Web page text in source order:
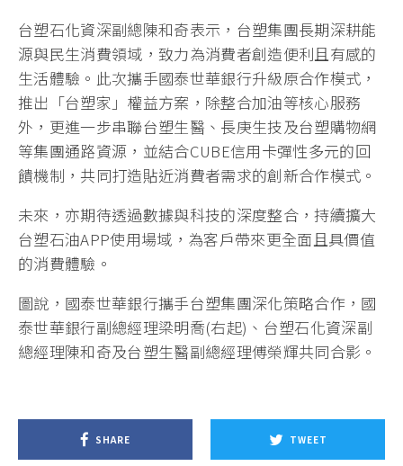
台塑石化資深副總陳和奇表示，台塑集團長期深耕能
源與民生消費領域，致力為消費者創造便利且有感的
生活體驗。此次攜手國泰世華銀行升級原合作模式，
推出「台塑家」權益方案，除整合加油等核心服務
外，更進一步串聯台塑生醫、長庚生技及台塑購物網
等集團通路資源，並結合CUBE信用卡彈性多元的回
饋機制，共同打造貼近消費者需求的創新合作模式。
未來，亦期待透過數據與科技的深度整合，持續擴大
台塑石油APP使用場域，為客戶帶來更全面且具價值
的消費體驗。
圖說，國泰世華銀行攜手台塑集團深化策略合作，國
泰世華銀行副總經理梁明喬(右起)、台塑石化資深副
總經理陳和奇及台塑生醫副總經理傅榮輝共同合影。
SHARE TWEET